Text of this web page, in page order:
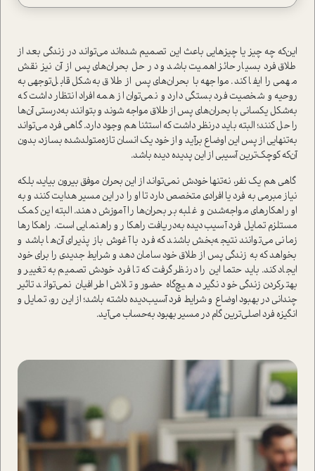
این‌که چه چیز یا چیزهایی باعث این تصمیم شده‌اند می‌تواند در زندگی بعد از
طلاق فرد بسیار حائز اهمیت باشد و در حل بحران‌های پس از آن نیز نقش
مهمی را ایفا کند. مواجهه با بحران‌های پس از طلاق به‌شکل قابل‌توجهی به
روحیه و شخصیت فرد بستگی دارد و نمی‌توان از همه افراد انتظار داشت که
به‌شکل یکسانی با بحران‌های پس از طلاق مواجه شوند و بتوانند به‌درستی آن‌ها
را حل کنند؛ البته باید در‌نظر داشت که ا‌ستثنا هم وجود دارد. گاهی فرد می‌تواند
به‌تنهایی از پس این اوضاع برآید و از خود یک انسان تازه‌متولد‌شده بسازد، بدون
آن‌که کوچک‌ترین آسیبی از این پدیده دیده باشد.
گاهی هم یک نفر، نه‌تنها خودش نمی‌تواند از این بحران موفق بیرون بیاید، بلکه
نیاز مبرمی به فرد یا افرادی متخصص دارد تا او را در این مسیر هدایت کنند و به
او راهکارهای مواجه‌شدن و غلبه بر بحران‌ها را آموزش دهند. البته این کمک
مستلزم تمایل فرد آسیب‌دیده به‌دریافت راهکار و راهنمایی ا‌ست. راهکارها
زمانی می‌توانند نتیجه‌بخش باشند که فرد با آغوش باز پذیرای آن‌ها باشد و
بخواهد که به زندگی پس از طلاق خود سامان دهد و شرایط جدیدی را برای خود
ایجاد کند. باید حتما این را در‌نظر گرفت که تا فرد خودش تصمیم به تغییر و
بهتر‌کردن زندگی خود نگیرد، هیچ‌گاه حضور و تلاش اطرافیان نمی‌تواند تاثیر
چندانی در بهبود اوضاع و شرایط فرد آسیب‌دیده داشته باشد؛ از این رو، تمایل و
انگیزه فرد اصلی‌ترین گام در مسیر بهبود به‌حساب می‌آید.